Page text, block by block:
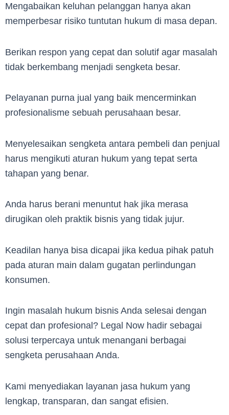
Mengabaikan keluhan pelanggan hanya akan
memperbesar risiko tuntutan hukum di masa depan.
Berikan respon yang cepat dan solutif agar masalah
tidak berkembang menjadi sengketa besar.
Pelayanan purna jual yang baik mencerminkan
profesionalisme sebuah perusahaan besar.
Menyelesaikan sengketa antara pembeli dan penjual
harus mengikuti aturan hukum yang tepat serta
tahapan yang benar.
Anda harus berani menuntut hak jika merasa
dirugikan oleh praktik bisnis yang tidak jujur.
Keadilan hanya bisa dicapai jika kedua pihak patuh
pada aturan main dalam gugatan perlindungan
konsumen.
Ingin masalah hukum bisnis Anda selesai dengan
cepat dan profesional? Legal Now hadir sebagai
solusi terpercaya untuk menangani berbagai
sengketa perusahaan Anda.
Kami menyediakan layanan jasa hukum yang
lengkap, transparan, dan sangat efisien.